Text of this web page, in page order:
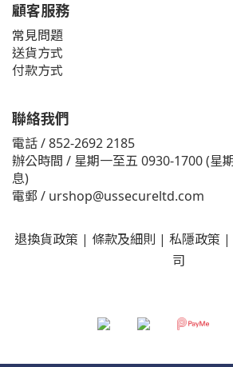
顧客服務
常見問題
送貨方式
付款方式
聯絡我們
電話 / 852-2692 2185
辦公時間 / 星期一至五 0930-1700 (星
息)
電郵 / urshop@ussecureltd.com
退換貨政策 | 條款及細則 | 私隱政策 |
司